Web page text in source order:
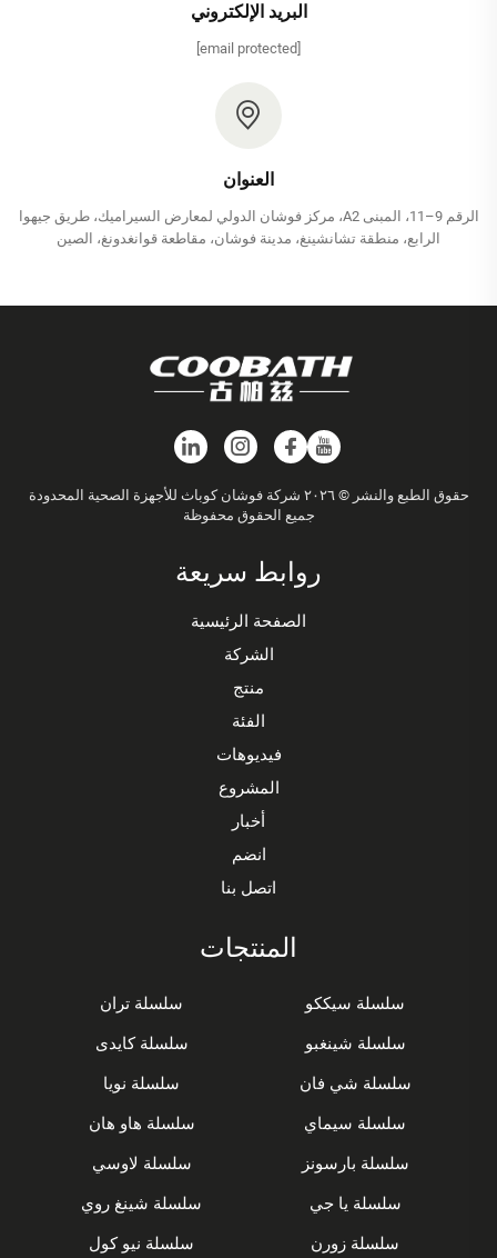
البريد الإلكتروني
[email protected]
العنوان
الرقم 9–11، المبنى A2، مركز فوشان الدولي لمعارض السيراميك، طريق جيهوا
الرابع، منطقة تشانشينغ، مدينة فوشان، مقاطعة قوانغدونغ، الصين
حقوق الطبع والنشر © ٢٠٢٦ شركة فوشان كوباث للأجهزة الصحية المحدودة
جميع الحقوق محفوظة
روابط سريعة
الصفحة الرئيسية
الشركة
منتج
الفئة
فيديوهات
المشروع
أخبار
انضم
اتصل بنا
المنتجات
سلسلة سيككو
سلسلة تران
سلسلة شينغبو
سلسلة كايدى
سلسلة شي فان
سلسلة نويا
سلسلة سيماي
سلسلة هاو هان
سلسلة بارسونز
سلسلة لاوسي
سلسلة يا جي
سلسلة شينغ روي
سلسلة زورن
سلسلة نيو كول